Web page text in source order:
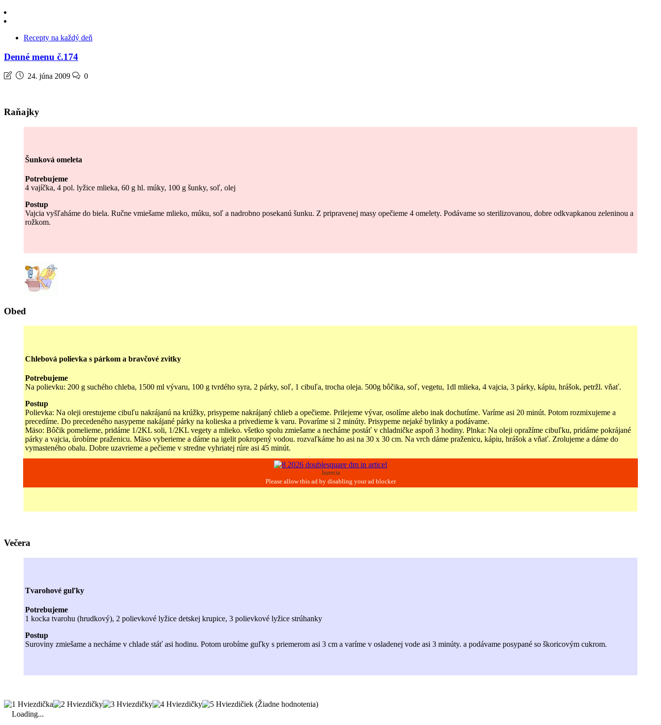
Recepty na každý deň
Denné menu č.174
24. júna 2009 0
Raňajky
Šunková omeleta
Potrebujeme
4 vajíčka, 4 pol. lyžice mlieka, 60 g hl. múky, 100 g šunky, soľ, olej
Postup
Vajcia vyšľaháme do biela. Ručne vmiešame mlieko, múku, soľ a nadrobno posekanú šunku. Z pripravenej masy opečieme 4 omelety. Podávame so sterilizovanou, dobre odkvapkanou zeleninou a
rožkom.
Obed
Chlebová polievka s párkom a bravčové zvitky
Potrebujeme
Na polievku: 200 g suchého chleba, 1500 ml vývaru, 100 g tvrdého syra, 2 párky, soľ, 1 cibuľa, trocha oleja. 500g bôčika, soľ, vegetu, 1dl mlieka, 4 vajcia, 3 párky, kápiu, hrášok, petržl. vňať.
Postup
Polievka: Na oleji orestujeme cibuľu nakrájanú na krúžky, prisypeme nakrájaný chlieb a opečieme. Prilejeme vývar, osolíme alebo inak dochutíme. Varíme asi 20 minút. Potom rozmixujeme a
precedíme. Do precedeného nasypeme nakájané párky na kolieska a privedieme k varu. Povaríme si 2 minúty. Prisypeme nejaké bylinky a podávame.
Mäso: Bôčik pomelieme, pridáme 1/2KL soli, 1/2KL vegety a mlieko. všetko spolu zmiešame a necháme postáť v chladničke aspoň 3 hodiny. Plnka: Na oleji opražíme cibuľku, pridáme pokrájané
párky a vajcia, úrobíme praženicu. Mäso vyberieme a dáme na igelit pokropený vodou. rozvaľkáme ho asi na 30 x 30 cm. Na vrch dáme praženicu, kápiu, hrášok a vňať. Zrolujeme a dáme do
vymasteného obalu. Dobre uzavrieme a pečieme v stredne vyhriatej rúre asi 45 minút.
Inzercia
Večera
Tvarohové guľky
Potrebujeme
1 kocka tvarohu (hrudkový), 2 polievkové lyžice detskej krupice, 3 polievkové lyžice strúhanky
Postup
Suroviny zmiešame a necháme v chlade stáť asi hodinu. Potom urobíme guľky s priemerom asi 3 cm a varíme v osladenej vode asi 3 minúty. a podávame posypané so škoricovým cukrom.
(Žiadne hodnotenia)
Loading...